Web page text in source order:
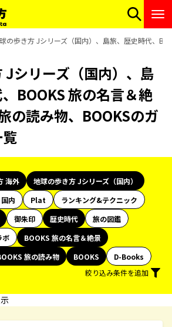
の歩き方 Jシリーズ（国内）、島旅、歴史時代、
Jシリーズ（国内）、島
BOOKS 旅の名言＆絶
の読み物、BOOKSのガ
海外
地球の歩き方 Jシリーズ（国内）
内 Plat
ランキング&テクニック
御朱印 歴史時代
旅の図鑑
ボ
BOOKS 旅の名言＆絶景
旅の読み物 BOOKS
D-Books
絞り込み条件を追加